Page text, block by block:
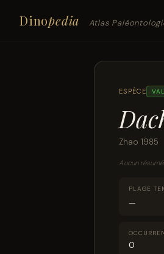
Dinopedia Atlas
ESPÈCE
Zhao 1985
Aucun
PLAGE
—
0